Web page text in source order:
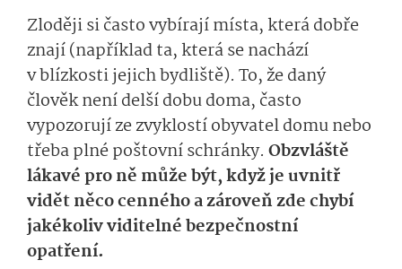
Zloději si často vybírají místa, která dobře
znají (například ta, která se nachází
v blízkosti jejich bydliště). To, že daný
člověk není delší dobu doma, často
vypozorují ze zvyklostí obyvatel domu nebo
třeba plné poštovní schránky. Obzvláště
lákavé pro ně může být, když je uvnitř
vidět něco cenného a zároveň zde chybí
jakékoliv viditelné bezpečnostní
opatření.